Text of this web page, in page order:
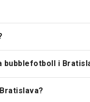
bubblefotboll i